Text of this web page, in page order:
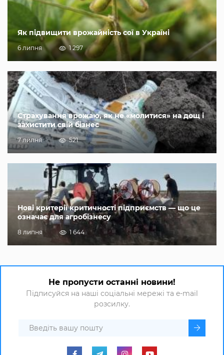
Як підвищити врожайність сої в Україні
6 липня 1 297
Страхування врожаю, як не «молитися» на дощ і
захистити свій бізнес
7 липня 521
Нові критерії критичності підприємств — що це
означає для агробізнесу
8 липня 1 644
Не пропусти останні новини!
Підписуйся на наші соціальні мережі та e-mail
розсилку.